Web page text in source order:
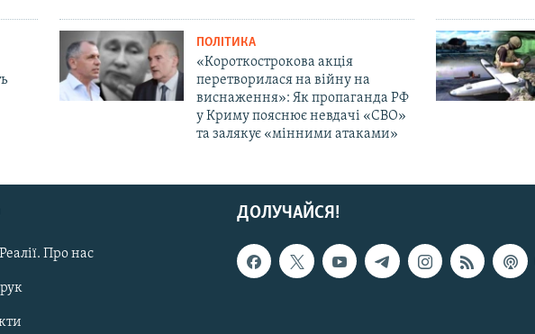
ПОЛІТИКА
«Короткострокова акція
перетворилася на війну на
виснаження»: Як пропаганда РФ
у Криму пояснює невдачі «СВО»
та залякує «мінними атаками»
ДОЛУЧАЙСЯ!
Про нас